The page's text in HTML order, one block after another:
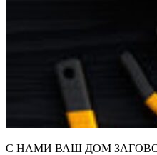
С НАМИ ВАШ ДОМ